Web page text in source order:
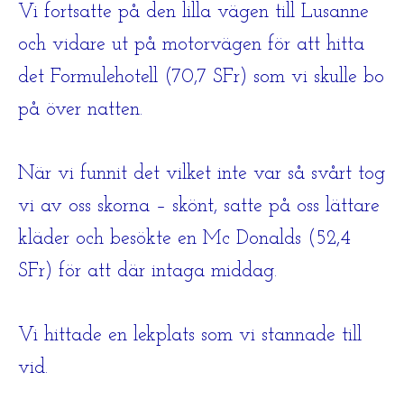
Vi fortsatte på den lilla vägen till Lusanne
och vidare ut på motorvägen för att hitta
det Formulehotell (70,7 SFr) som vi skulle bo
på över natten.
När vi funnit det vilket inte var så svårt tog
vi av oss skorna – skönt, satte på oss lättare
kläder och besökte en Mc Donalds (52,4
SFr) för att där intaga middag.
Vi hittade en lekplats som vi stannade till
vid.